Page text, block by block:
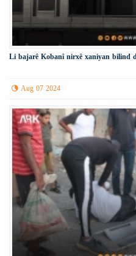
Li bajarê Kobanî nirxê xaniyan bilind
Aug 07 2024